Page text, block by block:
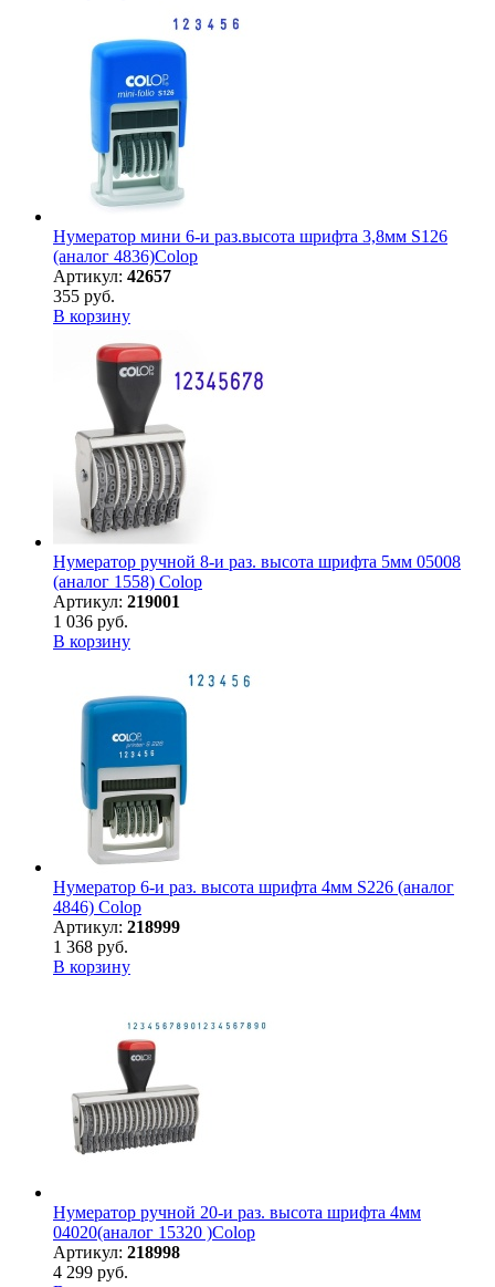
Нумератор мини 6-и раз.высота шрифта 3,8мм S126
(аналог 4836)Colop
Артикул: 42657
355 руб.
В корзину
Нумератор ручной 8-и раз. высота шрифта 5мм 05008
(аналог 1558) Colop
Артикул: 219001
1 036 руб.
В корзину
Нумератор 6-и раз. высота шрифта 4мм S226 (аналог
4846) Colop
Артикул: 218999
1 368 руб.
В корзину
Нумератор ручной 20-и раз. высота шрифта 4мм
04020(аналог 15320 )Colop
Артикул: 218998
4 299 руб.